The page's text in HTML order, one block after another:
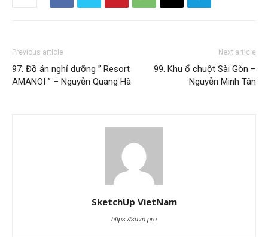
Previous article
97. Đồ án nghỉ dưỡng ” Resort
AMANOI ” – Nguyễn Quang Hà
Next article
99. Khu ổ chuột Sài Gòn –
Nguyễn Minh Tân
SketchUp VietNam
https://suvn.pro